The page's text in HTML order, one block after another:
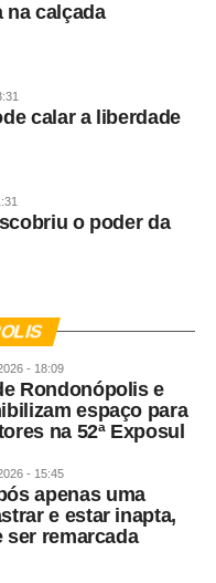
na calçada
calar a liberdade
o poder da
- 18:09
Rondonópolis e
espaço para
na 52ª Exposul
- 15:45
apenas uma
e estar inapta,
ser remarcada